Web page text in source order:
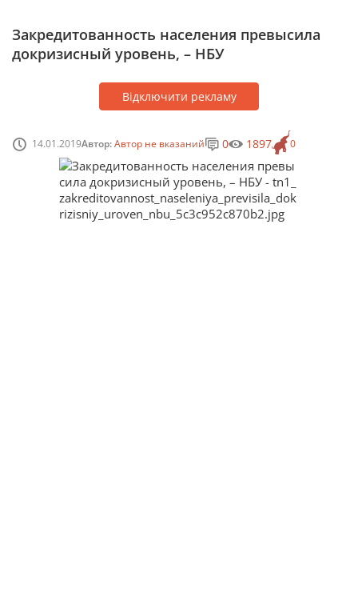
Закредитованность населения превысила
докризисный уровень, – НБУ
Відключити рекламу
14.01.2019Автор:Автор не вказаний 0
0 1897